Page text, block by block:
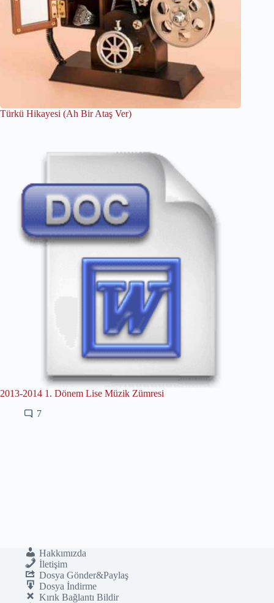
Türkü Hikayesi (Ah Bir Ataş Ver)
2013-2014 1. Dönem Lise Müzik Zümresi
7
Hakkımızda
İletişim
Dosya Gönder&Paylaş
Dosya İndirme
Kırık Bağlantı Bildir